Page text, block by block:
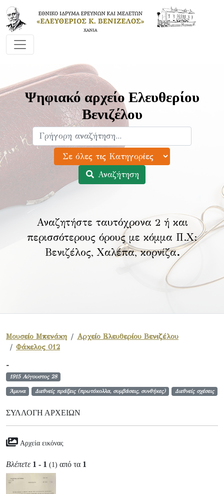
Ψηφιακό αρχείο Ελευθερίου
Βενιζέλου
Αναζήτηση
Αναζητήστε ταυτόχρονα 2 ή και
περισσότερους όρους με κόμμα Π.Χ:
Βενιζέλος, Χαλέπα, κορνίζα.
Μουσείο Μπενάκη
Αρχείο Ελευθερίου Βενιζέλου
Φάκελος 012
-
1915 Αύγουστος 28
Άμυνα Διεθνείς πράξεις (πρωτόκολλα, συμβάσεις, συνθήκες) Διεθνείς σχέσεις
ΣΥΛΛΟΓΉ ΑΡΧΕΊΩΝ
Αρχεία εικόνας
Βλέπετε 1 - 1 (1) από τα 1